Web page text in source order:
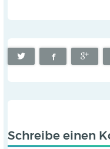
Schreibe einen